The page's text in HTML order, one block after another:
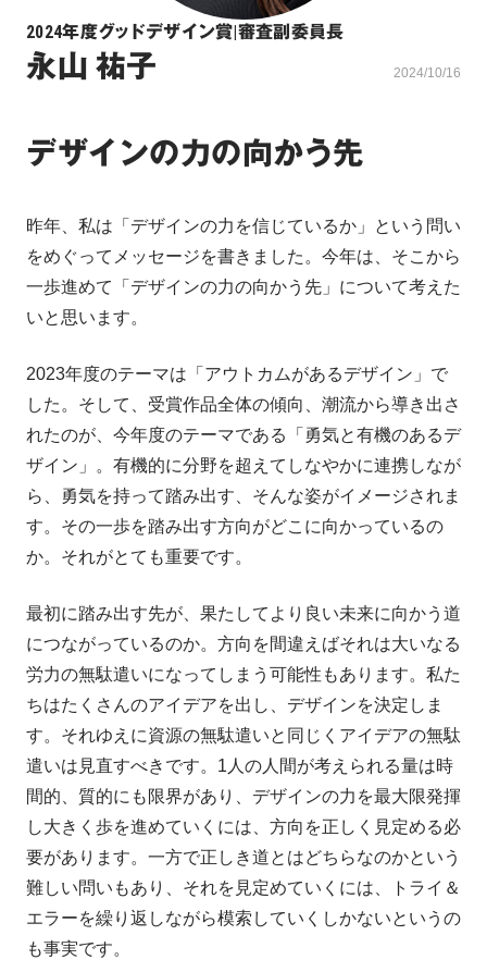
2024年度グッドデザイン賞|審査副委員長
永山 祐子 2024/10/16
デザインの力の向かう先
昨年、私は「デザインの力を信じているか」という問い
をめぐってメッセージを書きました。今年は、そこから
一歩進めて「デザインの力の向かう先」について考えた
いと思います。
2023年度のテーマは「アウトカムがあるデザイン」で
した。そして、受賞作品全体の傾向、潮流から導き出さ
れたのが、今年度のテーマである「勇気と有機のあるデ
ザイン」。有機的に分野を超えてしなやかに連携しなが
ら、勇気を持って踏み出す、そんな姿がイメージされま
す。その一歩を踏み出す方向がどこに向かっているの
か。それがとても重要です。
最初に踏み出す先が、果たしてより良い未来に向かう道
につながっているのか。方向を間違えばそれは大いなる
労力の無駄遣いになってしまう可能性もあります。私た
ちはたくさんのアイデアを出し、デザインを決定しま
す。それゆえに資源の無駄遣いと同じくアイデアの無駄
遣いは見直すべきです。1人の人間が考えられる量は時
間的、質的にも限界があり、デザインの力を最大限発揮
し大きく歩を進めていくには、方向を正しく見定める必
要があります。一方で正しき道とはどちらなのかという
難しい問いもあり、それを見定めていくには、トライ＆
エラーを繰り返しながら模索していくしかないというの
も事実です。